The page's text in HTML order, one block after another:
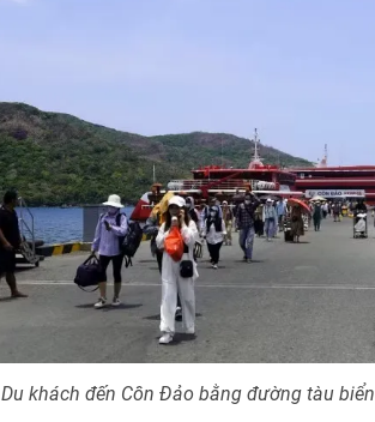
Du khách đến Côn Đảo bằng đường tàu